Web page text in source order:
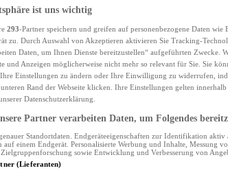
ist uns wichtig
293-Partner speichern und greifen auf personenbezogene Daten wie
zu. Durch Auswahl von Akzeptieren aktivieren Sie Tracking-
Daten, um Ihnen Dienste bereitzustellen“ aufgeführten Zwecke.
und Anzeigen möglicherweise nicht mehr so relevant für Sie. Sie
Einstellungen zu ändern oder Ihre Einwilligung zu widerrufen,
Rand der Webseite klicken. Ihre Einstellungen gelten
Datenschutzerklärung.
Partner verarbeiten Daten, um Folgendes
Standortdaten. Endgeräteeigenschaften zur Identifikation
einem Endgerät. Personalisierte Werbung und Inhalte, Messung
sowie Entwicklung und Verbesserung von
(Lieferanten)